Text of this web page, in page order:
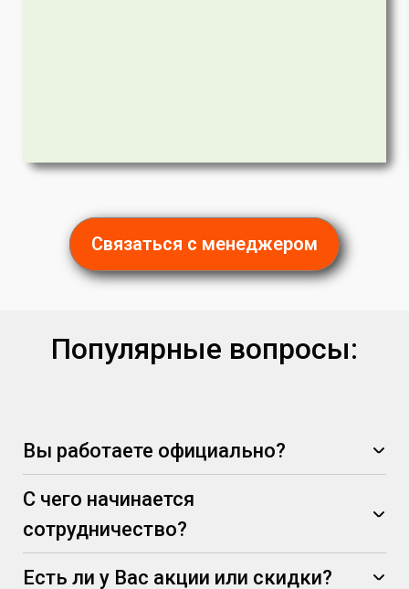
Связаться с менеджером
Популярные вопросы:
Вы работаете официально?
С чего начинается
сотрудничество?
Есть ли у Вас акции или скидки?